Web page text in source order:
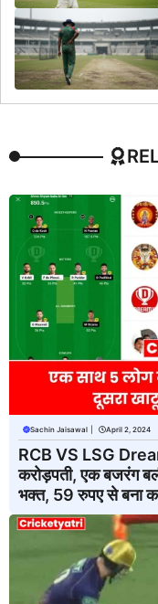
Sachin Jaisawal April 2, 2024
RCB VS LSG
करोड़पती, एक बजरंग
भक्त, 59 रुपए से बना